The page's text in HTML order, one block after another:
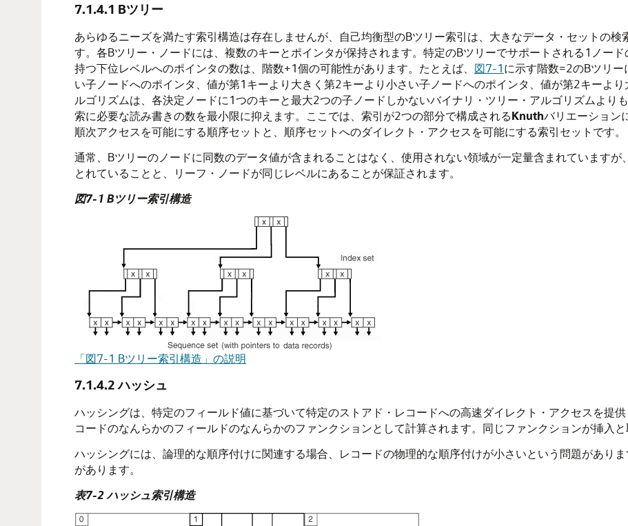
7.1.4.1 Bツリー
あらゆるニーズを満たす索引構造は存在しませんが、自己均衡型のBツリー索引は、大きなデータ・セットの
す。各Bツリー・ノードには、複数のキーとポインタが保持されます。特定のBツリーでサポートされる1ノー
持つ下位レベルへのポインタの数は、階数+1個の可能性があります。たとえば、 図7-1に示す階数=2のBツリ
い子ノードへのポインタ、値が第1キーより大きく第2キーより小さい子ノードへのポインタ、値が第2キーよ
ルゴリズムは、各決定ノードに1つのキーと最大2つの子ノードしかないバイナリ・ツリー・アルゴリズムより
索に必要な読み書きの数を最小限に抑えます。ここでは、索引が2つの部分で構成されるKnuthバリエーション
順次アクセスを可能にする順序セットと、順序セットへのダイレクト・アクセスを可能にする索引セットです。
通常、Bツリーのノードに同数のデータ値が含まれることはなく、使用されない領域が一定量含まれています
とれていることと、リーフ・ノードが同じレベルにあることが保証されます。
図7-1 Bツリー索引構造
「図7-1 Bツリー索引構造」の説明
7.1.4.2ハッシュ
ハッシングは、特定のフィールド値に基づいて特定のストアド・レコードへの高速ダイレクト・アクセスを提
コードのなんらかのフィールドのなんらかのファンクションとして計算されます。同じファンクションが挿入と
ハッシングには、論理的な順序付けに関連する場合、レコードの物理的な順序付けが小さいという問題があり
があります。
表7-2 ハッシュ索引構造